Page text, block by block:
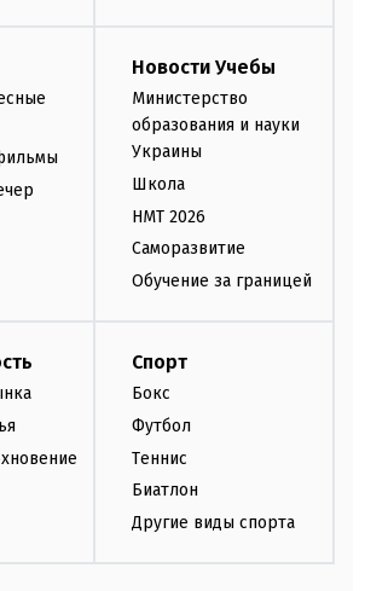
Новости Учебы
Министерство
образования и науки
Украины
Школа
НМТ 2026
Саморазвитие
Обучение за границей
Спорт
Бокс
Футбол
Теннис
Биатлон
Другие виды спорта